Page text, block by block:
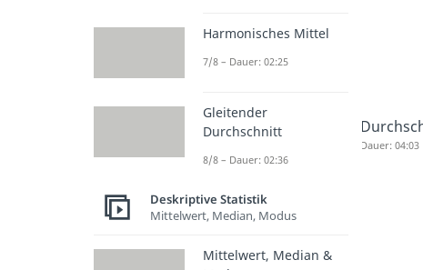
Dauer: 04:03
Harmonisches Mittel
7/8 – Dauer: 02:25
Gleitender
Durchschnitt
8/8 – Dauer: 02:36
Deskriptive Statistik
Mittelwert, Median, Modus
Mittelwert, Median &